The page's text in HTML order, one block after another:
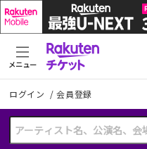
ログイン /会員登録
メニュー